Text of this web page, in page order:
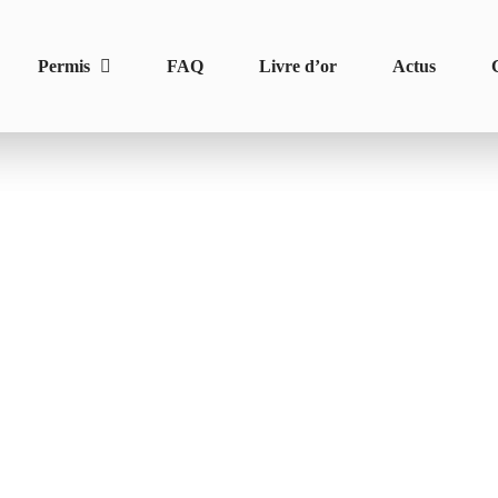
Permis FAQ Livre d’or Actus